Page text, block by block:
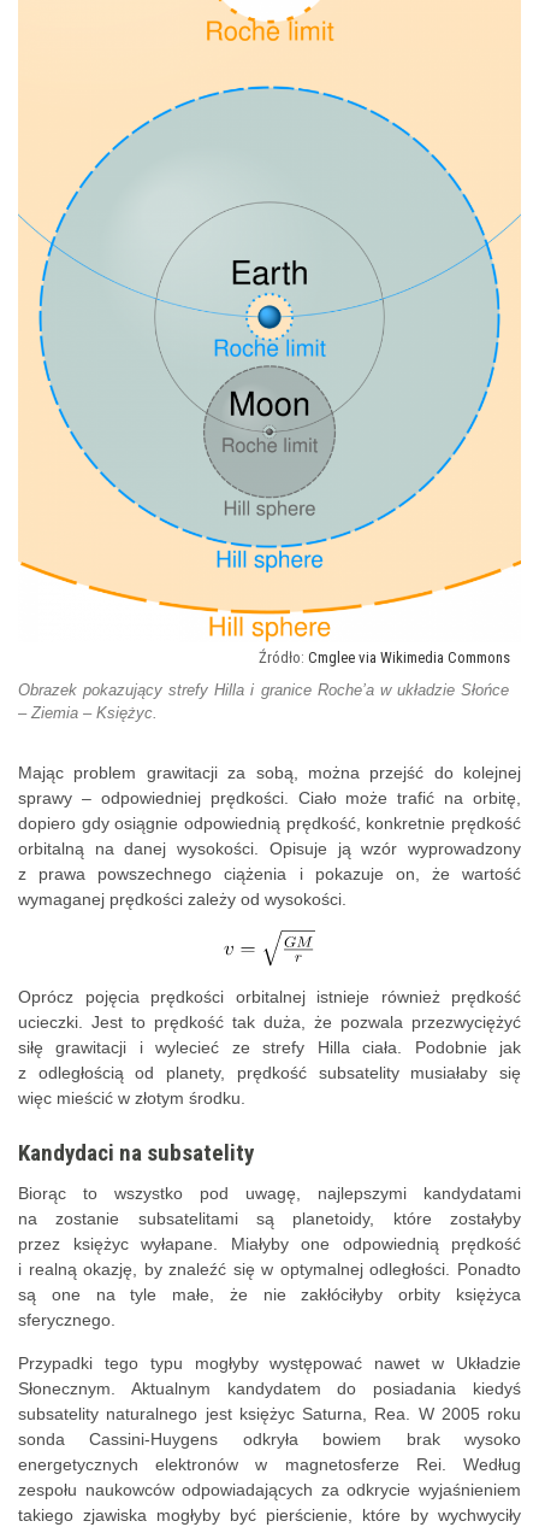
Cmglee via Wikimedia Commons
Obrazek pokazujący strefy Hilla i granice Roche’a w układzie Słońce
– Ziemia – Księżyc.
Mając problem grawitacji za sobą, można przejść do kolejnej
sprawy – odpowiedniej prędkości. Ciało może trafić na orbitę,
dopiero gdy osiągnie odpowiednią prędkość, konkretnie prędkość
orbitalną na danej wysokości. Opisuje ją wzór wyprowadzony
z prawa powszechnego ciążenia i pokazuje on, że wartość
wymaganej prędkości zależy od wysokości.
Oprócz pojęcia prędkości orbitalnej istnieje również prędkość
ucieczki. Jest to prędkość tak duża, że pozwala przezwyciężyć
siłę grawitacji i wylecieć ze strefy Hilla ciała. Podobnie jak
z odległością od planety, prędkość subsatelity musiałaby się
więc mieścić w złotym środku.
Kandydaci na subsatelity
Biorąc to wszystko pod uwagę, najlepszymi kandydatami
na zostanie subsatelitami są planetoidy, które zostałyby
przez księżyc wyłapane. Miałyby one odpowiednią prędkość
i realną okazję, by znaleźć się w optymalnej odległości. Ponadto
są one na tyle małe, że nie zakłóciłyby orbity księżyca
sferycznego.
Przypadki tego typu mogłyby występować nawet w Układzie
Słonecznym. Aktualnym kandydatem do posiadania kiedyś
subsatelity naturalnego jest księżyc Saturna, Rea. W 2005 roku
sonda Cassini-Huygens odkryła bowiem brak wysoko
energetycznych elektronów w magnetosferze Rei. Według
zespołu naukowców odpowiadających za odkrycie wyjaśnieniem
takiego zjawiska mogłyby być pierścienie, które by wychwyciły